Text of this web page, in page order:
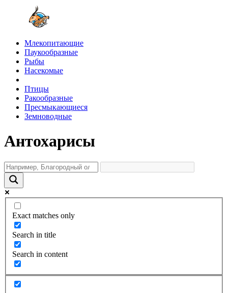
Млекопитающие
Паукообразные
Рыбы
Насекомые
Птицы
Ракообразные
Пресмыкающиеся
Земноводные
Антохарисы
Exact matches only
Search in title
Search in content